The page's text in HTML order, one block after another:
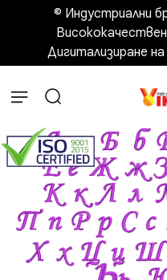
© Индустриални
Дигитализиране